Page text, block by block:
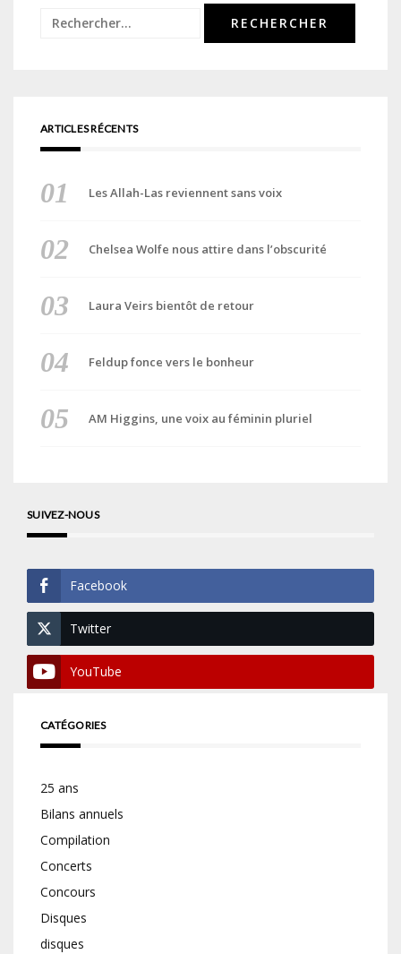
Rechercher :
ARTICLES RÉCENTS
Les Allah-Las reviennent sans voix
Chelsea Wolfe nous attire dans l’obscurité
Laura Veirs bientôt de retour
Feldup fonce vers le bonheur
AM Higgins, une voix au féminin pluriel
SUIVEZ-NOUS
Facebook
Twitter
YouTube
CATÉGORIES
25 ans
Bilans annuels
Compilation
Concerts
Concours
Disques
disques